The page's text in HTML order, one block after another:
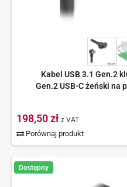
Kabel USB 3.1 Gen.2
Gen.2 USB-C żeński na
198,50 zł z VAT
Porównaj produkt
Dostępny